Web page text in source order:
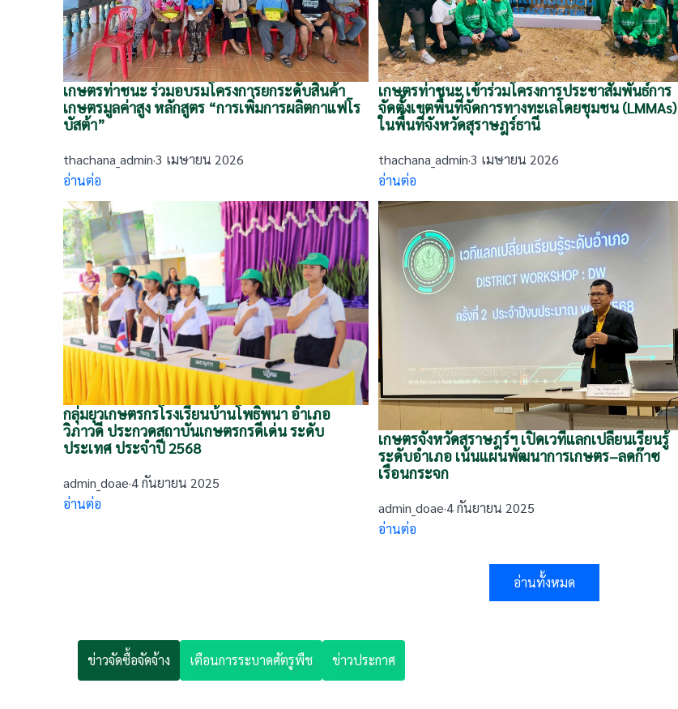
เกษตรท่าชนะ ร่วมอบรมโครงการยกระดับสินค้า
เกษตรมูลค่าสูง หลักสูตร “การเพิ่มการผลิตกาแฟโร
บัสต้า”
thachana_admin·3 เมษายน 2026
อ่านต่อ
เกษตรท่าชนะ เข้าร่วมโครงการประชาสัมพันธ์การ
จัดตั้งเขตพื้นที่จัดการทางทะเลโดยชุมชน (LMMAs)
ในพื้นที่จังหวัดสุราษฎร์ธานี
thachana_admin·3 เมษายน 2026
อ่านต่อ
กลุ่มยุวเกษตรกรโรงเรียนบ้านโพธิ์พนา อำเภอ
วิภาวดี ประกวดสถาบันเกษตรกรดีเด่น ระดับ
ประเทศ ประจำปี 2568
admin_doae·4 กันยายน 2025
อ่านต่อ
เกษตรจังหวัดสุราษฎร์ฯ เปิดเวทีแลกเปลี่ยนเรียนรู้
ระดับอำเภอ เน้นแผนพัฒนาการเกษตร–ลดก๊าซ
เรือนกระจก
admin_doae·4 กันยายน 2025
อ่านต่อ
อ่านทั้งหมด
ข่าวจัดซื้อจัดจ้าง เตือนการระบาดศัตรูพืช ข่าวประกาศ